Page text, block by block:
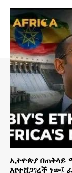
ኢትዮጵያ በጠቅላይ
እየተሸጋገረች ነው፤